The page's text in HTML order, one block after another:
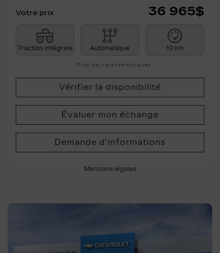
Votre prix 36 965$
Traction intégrale Automatique 10 km
Plus de caractéristiques
Vérifier la disponibilité
Évaluer mon échange
Demande d'informations
Mentions légales